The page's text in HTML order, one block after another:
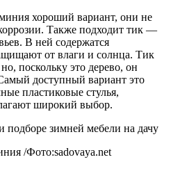
хороший вариант, они не
Также подходит тик —
В ней содержатся
от влаги и солнца. Тик
поскольку это дерево, он
доступный вариант это
пластиковые стулья,
широкий выбор.
/Фото:sadovaya.net